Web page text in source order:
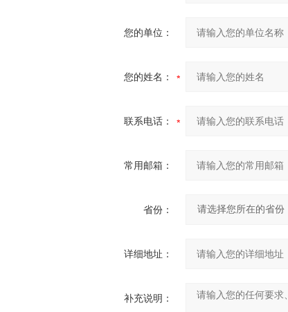
您的单位：
您的姓名：
联系电话：
常用邮箱：
省份：
详细地址：
补充说明：